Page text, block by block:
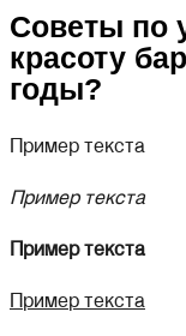
Советы по
красоту
годы?
Пример текста
Пример текста
Пример текста
Пример текста